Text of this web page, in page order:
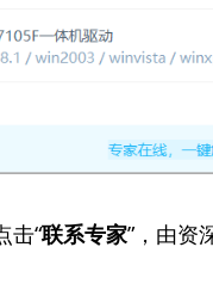
击“联系专家”，由资